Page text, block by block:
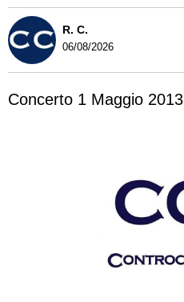
R. C.
06/08/2026
Concerto 1 Maggio